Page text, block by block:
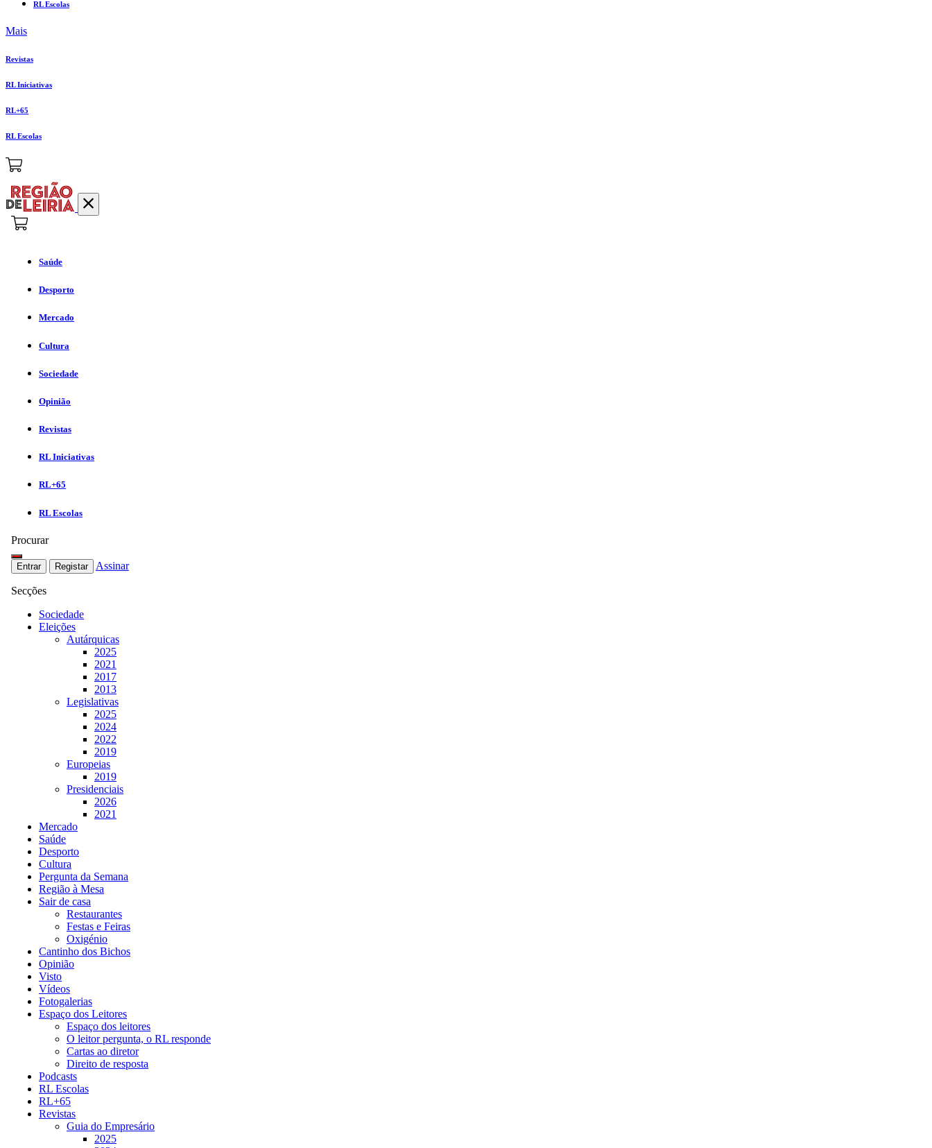
RL Escolas
Mais
Revistas
RL Iniciativas
RL+65
RL Escolas
Saúde
Desporto
Mercado
Cultura
Sociedade
Opinião
Revistas
RL Iniciativas
RL+65
RL Escolas
Procurar
Entrar Registar Assinar
Secções
Sociedade
Eleições
Autárquicas
2025
2021
2017
2013
Legislativas
2025
2024
2022
2019
Europeias
2019
Presidenciais
2026
2021
Mercado
Saúde
Desporto
Cultura
Pergunta da Semana
Região à Mesa
Sair de casa
Restaurantes
Festas e Feiras
Oxigénio
Cantinho dos Bichos
Opinião
Visto
Vídeos
Fotogalerias
Espaço dos Leitores
Espaço dos leitores
O leitor pergunta, o RL responde
Cartas ao diretor
Direito de resposta
Podcasts
RL Escolas
RL+65
Revistas
Guia do Empresário
2025